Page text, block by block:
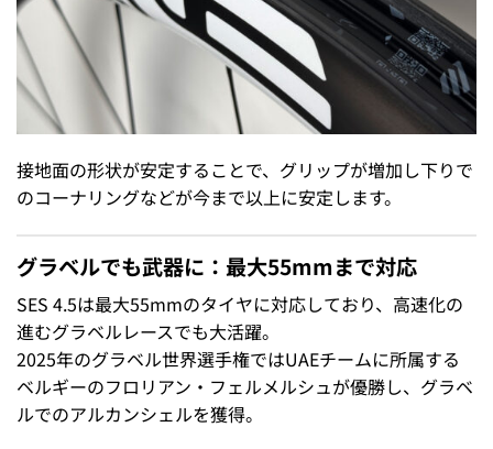
接地面の形状が安定することで、グリップが増加し下りで
のコーナリングなどが今まで以上に安定します。
グラベルでも武器に：最大55mmまで対応
SES 4.5は最大55mmのタイヤに対応しており、高速化の
進むグラベルレースでも大活躍。
2025年のグラベル世界選手権ではUAEチームに所属する
ベルギーのフロリアン・フェルメルシュが優勝し、グラベ
ルでのアルカンシェルを獲得。